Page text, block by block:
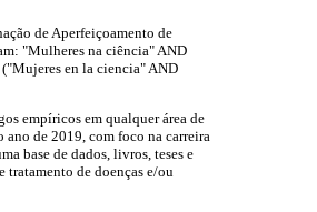
de Aperfeiçoamento de
"Mulheres na ciência" AND
en la ciencia" AND
empíricos em qualquer área de
ano de 2019, com foco na carreira
base de dados, livros, teses e
tratamento de doenças e/ou